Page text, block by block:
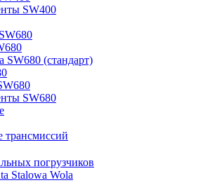
SW400
(стандарт)
SW680
погрузчиков
Stalowa Wola